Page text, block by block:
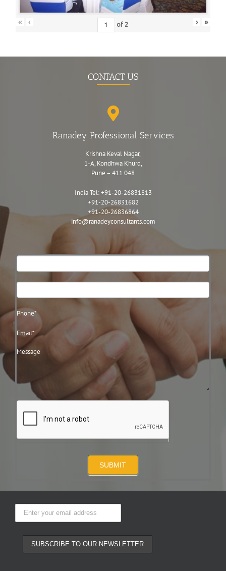
« ‹ of 2 › »
CONTACT US
Ranadey Professional Services
Krishna Keval Nagar,
1-A, Kondhwa Khurd,
Pune – 411 048
India Tel:+91-20-26831813
+91-20-26831682
+91-20-26836864
info@ranadeyconsultants.com
Contact
Us
SUBMIT